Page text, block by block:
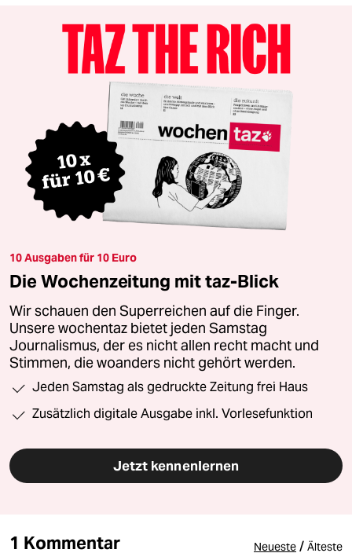
10 Ausgaben für 10 Euro
Die Wochenzeitung mit taz-Blick
Wir schauen den Superreichen auf die Finger.
Unsere wochentaz bietet jeden Samstag
Journalismus, der es nicht allen recht macht und
Stimmen, die woanders nicht gehört werden.
Jeden Samstag als gedruckte Zeitung frei Haus
Zusätzlich digitale Ausgabe inkl. Vorlesefunktion
Jetzt kennenlernen
1 Kommentar Neueste / Älteste